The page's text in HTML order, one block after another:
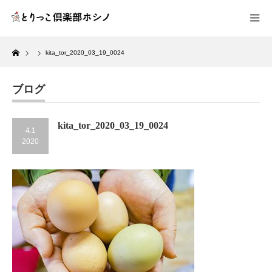
Home
kita_tor_2020_03_19_0024
ブログ
4.1
2020
kita_tor_2020_03_19_0024